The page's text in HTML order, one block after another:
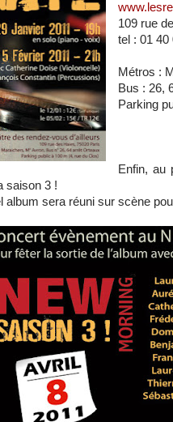
109 rue
tel : 01 40
Métros :
Bus : 26,
Parking
Enfin, au
saison 3 !
album sera réuni sur scène